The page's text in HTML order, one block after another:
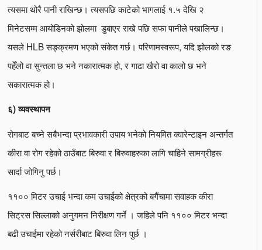
त्यसमा थोरै पानी राखिन्छ। त्यसपछि काटेको भागलाई १.५ देखि २
मिनेटसम्म आयोडिनको झोलमा डुबाएर राखे पछि सफा पानीले पखालिन्छ।
यसले HLB सङ्क्रमण भएको संकेत गर्छ। परिणामस्वरूप, यदि झोलको रङ
पहेँलो वा सुन्तला छ भने नकारात्मक हो, र गाढा खैरो वा कालो छ भने
सकारात्मक हो।
६) व्यवस्थापन
रोगबाट बच्ने सबैभन्दा प्रभावकारी उपाय भनेको नियमित क्वारेन्टाइन अन्तर्गत
कीरा वा रोग रहेको ठाउँबाट बिरुवा र बिरुवाहरुका लागि चाहिने सामग्रीहरू
सार्दा जोगिनु पर्छ।
११०० मिटर उचाई भन्दा कम उचाईको क्षेत्रको बगैंचामा सवाहक कीरा
सिट्रस सिल्लाको अनुगमन निरीक्षण गर्ने । जहिले पनि ११०० मिटर भन्दा
बढी उचाईमा रहेको नर्सरीबाट बिरुवा लिन पुर्छ ।